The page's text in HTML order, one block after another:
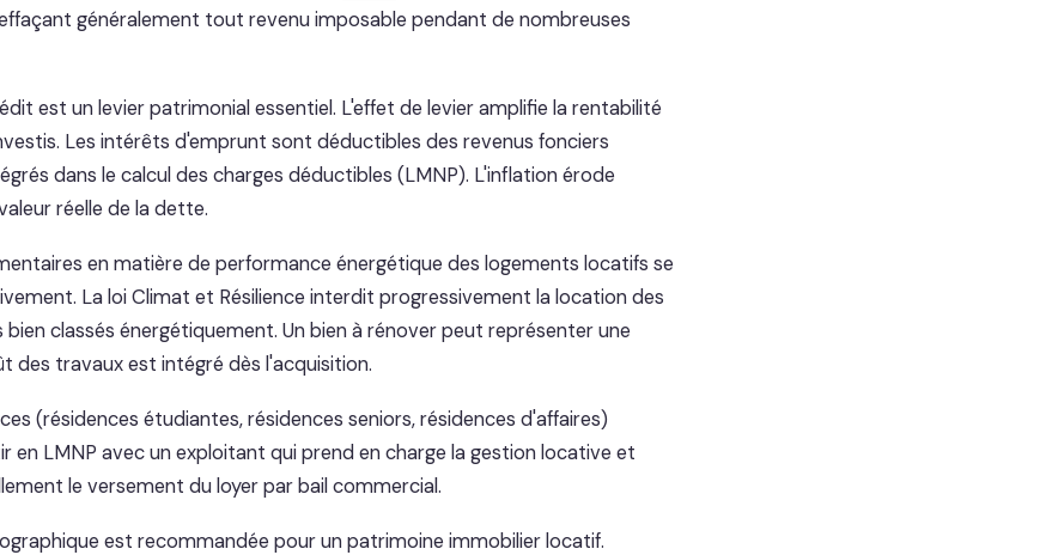
généralement tout revenu imposable pendant de nombreuses
est un levier patrimonial essentiel. L'effet de levier amplifie la rentabilité
Les intérêts d'emprunt sont déductibles des revenus fonciers
dans le calcul des charges déductibles (LMNP). L'inflation érode
réelle de la dette.
en matière de performance énergétique des logements locatifs se
La loi Climat et Résilience interdit progressivement la location des
bien classés énergétiquement. Un bien à rénover peut représenter une
des travaux est intégré dès l'acquisition.
(résidences étudiantes, résidences seniors, résidences d'affaires)
LMNP avec un exploitant qui prend en charge la gestion locative et
le versement du loyer par bail commercial.
est recommandée pour un patrimoine immobilier locatif.